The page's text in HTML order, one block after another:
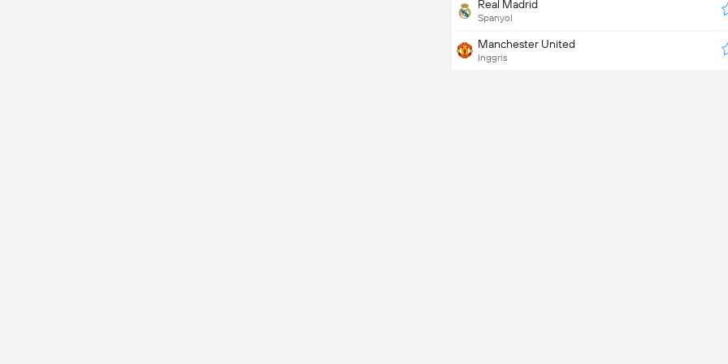
Real Madrid
Spanyol
Manchester United
Inggris